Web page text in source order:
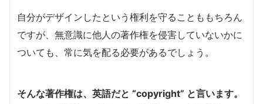
自分がデザインしたという権利を守ることももちろん
ですが、無意識に他人の著作権を侵害していないかに
ついても、常に気を配る必要があるでしょう。
そんな著作権は、英語だと “copyright” と言います。